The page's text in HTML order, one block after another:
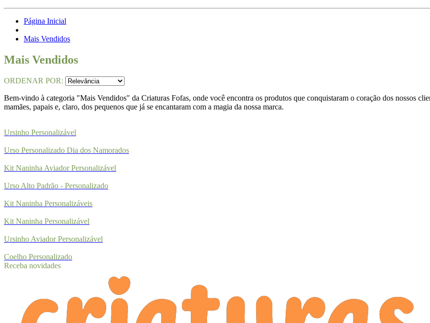
Página Inicial
Mais Vendidos
Mais Vendidos
ORDENAR POR:
Bem-vindo à categoria "Mais Vendidos" da Criaturas Fofas, onde você encontra os produtos que conquistaram o coração dos nossos
mamães, papais e, claro, dos pequenos que já se encantaram com a magia da nossa marca.
Ursinho Personalizável
Urso Personalizado Dia dos Namorados
Kit Naninha Aviador Personalizável
Urso Alto Padrão - Personalizado
Kit Naninha Personalizáveis
Kit Naninha Personalizável
Ursinho Aviador Personalizável
Coelho Personalizado
Receba novidades